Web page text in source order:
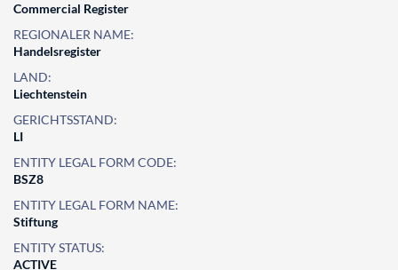
Commercial Register
REGIONALER NAME:
Handelsregister
LAND:
Liechtenstein
GERICHTSSTAND:
LI
ENTITY LEGAL FORM CODE:
BSZ8
ENTITY LEGAL FORM NAME:
Stiftung
ENTITY STATUS:
ACTIVE